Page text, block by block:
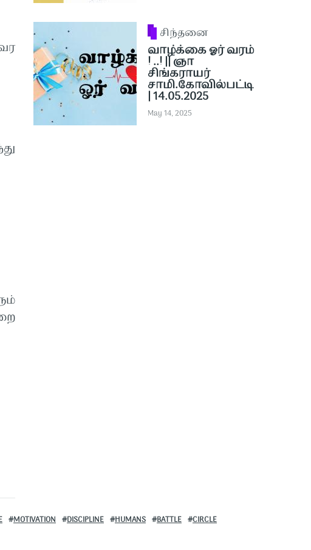
MOTIVATION DISCIPLINE HUMANS BATTLE CIRCLE
சிந்தனை
வாழ்க்கை ஓர் வரம்
! ..! || ஞா
சிங்கராயர்
சாமி.கோவில்பட்டி
| 14.05.2025
May 14, 2025